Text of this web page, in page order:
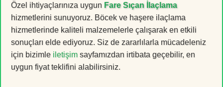
Özel ihtiyaçlarınıza uygun Fare Sıçan İlaçlama
hizmetlerini sunuyoruz. Böcek ve haşere ilaçlama
hizmetlerinde kaliteli malzemelerle çalışarak en etkili
sonuçları elde ediyoruz. Siz de zararlılarla mücadeleniz
için bizimle iletişim sayfamızdan irtibata geçebilir, en
uygun fiyat teklifini alabilirsiniz.